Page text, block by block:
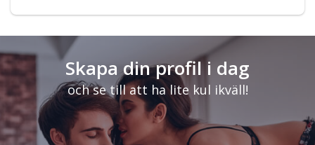
Skapa din profil i dag
och se till att ha lite kul ikväll!